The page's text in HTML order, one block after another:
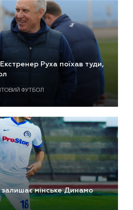
Руха поїхав туди,
ФУТБОЛ
мінське Динамо